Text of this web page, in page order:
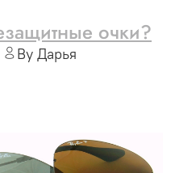
очки?
By Дарья